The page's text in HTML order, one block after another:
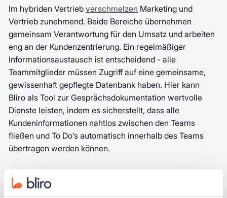
Im hybriden Vertriebverschmelzen Marketing und
Vertrieb zunehmend. Beide Bereiche übernehmen
gemeinsam Verantwortung für den Umsatz und arbeiten
eng an der Kundenzentrierung. Ein regelmäßiger
Informationsaustausch ist entscheidend - alle
Teammitglieder müssen Zugriff auf eine gemeinsame,
gewissenhaft gepflegte Datenbank haben. Hier kann
Bliro als Tool zur Gesprächsdokumentation wertvolle
Dienste leisten, indem es sicherstellt, dass alle
Kundeninformationen nahtlos zwischen den Teams
fließen und To Do’s automatisch innerhalb des Teams
übertragen werden können.
Beispielstruktur für ein hybrides Team